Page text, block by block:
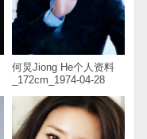
何炅Jiong He个人资料
_172cm_1974-04-28